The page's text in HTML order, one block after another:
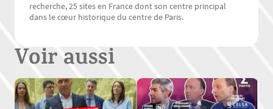
recherche, 25 sites en France dont son centre principal
dans le cœur historique du centre de Paris.
Voir aussi